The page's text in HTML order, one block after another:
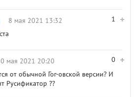
1
8 мая 2021 13:32
0
мая 2021 20:20
от обычной Гог-овской версии? И
Русификатор ??